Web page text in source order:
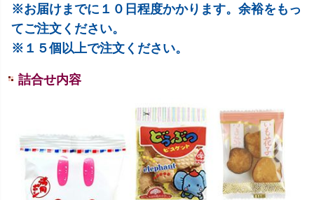
※お届けまでに１０日程度かかります。余裕をもっ
てご注文ください。
※１５個以上で注文ください。
詰合せ内容